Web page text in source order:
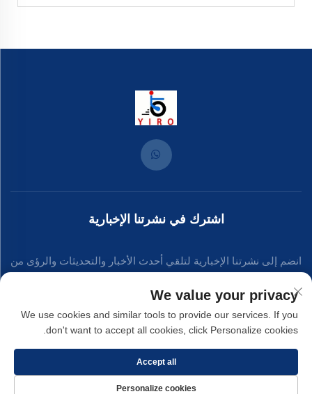
اشترك في نشرتنا الإخبارية
انضم إلى نشرتنا الإخبارية لتلقي أحدث الأخبار والتحديثات والرؤى من
اشترك
We value your privacy
We use cookies and similar tools to provide our services. If you
don't want to accept all cookies, click Personalize cookies.
Personalize cookies
Accept all